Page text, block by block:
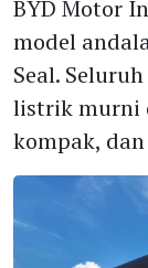
BYD Motor
model
Seal.
listrik murni
kompak,